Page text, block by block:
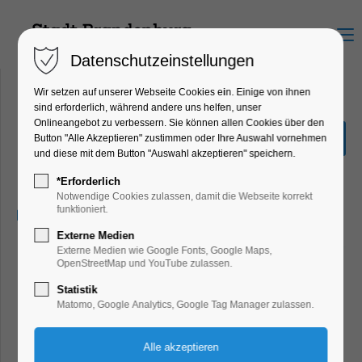
Menu
Adventszeit der Möpse
Kinder, Jugend, Mitmach-Aktion,
Winterzauber, Workshop
08.12.2025, 15:00–17:00
Datenschutzeinstellungen
Wir setzen auf unserer Webseite Cookies ein. Einige von ihnen
sind erforderlich, während andere uns helfen, unser
Onlineangebot zu verbessern. Sie können allen Cookies über den
Button "Alle Akzeptieren" zustimmen oder Ihre Auswahl vornehmen
und diese mit dem Button "Auswahl akzeptieren" speichern.
*Erforderlich
Notwendige Cookies zulassen, damit die Webseite korrekt
funktioniert.
Externe Medien
Externe Medien wie Google Fonts, Google Maps,
OpenStreetMap und YouTube zulassen.
Statistik
Matomo, Google Analytics, Google Tag Manager zulassen.